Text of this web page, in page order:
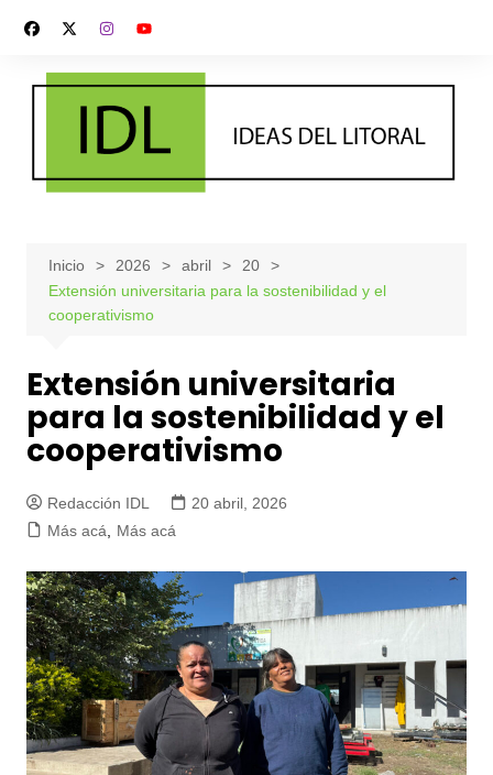
contenido
Inicio 2026 abril
20
Extensión universitaria para la sostenibilidad y el
cooperativismo
Extensión universitaria
para la sostenibilidad y el
cooperativismo
Redacción IDL
20 abril, 2026
Más acá, Más acá